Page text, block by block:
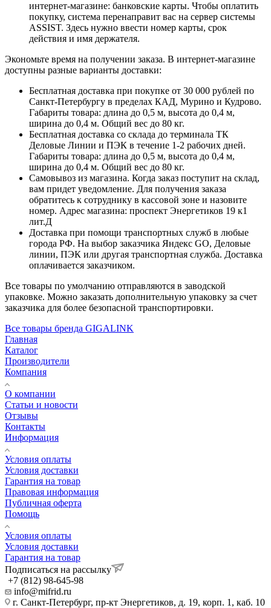
интернет-магазине: банковские карты. Чтобы оплатить
покупку, система перенаправит вас на сервер системы
ASSIST. Здесь нужно ввести номер карты, срок
действия и имя держателя.
Экономьте время на получении заказа. В интернет-магазине
доступны разные варианты доставки:
Бесплатная доставка при покупке от 30 000 рублей по
Санкт-Петербургу в пределах КАД, Мурино и Кудрово.
Габариты товара: длина до 0,5 м, высота до 0,4 м,
ширина до 0,4 м. Общий вес до 80 кг.
Бесплатная доставка со склада до терминала ТК
Деловые Линии и ПЭК в течение 1-2 рабочих дней.
Габариты товара: длина до 0,5 м, высота до 0,4 м,
ширина до 0,4 м. Общий вес до 80 кг.
Самовывоз из магазина. Когда заказ поступит на склад,
вам придет уведомление. Для получения заказа
обратитесь к сотруднику в кассовой зоне и назовите
номер. Адрес магазина: проспект Энергетиков 19 к1
лит.Д
Доставка при помощи транспортных служб в любые
города РФ. На выбор заказчика Яндекс GO, Деловые
линии, ПЭК или другая транспортная служба. Доставка
оплачивается заказчиком.
Все товары по умолчанию отправляются в заводской
упаковке. Можно заказать дополнительную упаковку за счет
заказчика для более безопасной транспортировки.
Все товары бренда GIGALINK
Главная
Каталог
Производители
Компания
О компании
Статьи и новости
Отзывы
Контакты
Информация
Условия оплаты
Условия доставки
Гарантия на товар
Правовая информация
Публичная оферта
Помощь
Условия оплаты
Условия доставки
Гарантия на товар
Подписаться на рассылку
+7 (812) 98-645-98
info@mifrid.ru
г. Санкт-Петербург, пр-кт Энергетиков, д. 19, корп. 1, каб. 10